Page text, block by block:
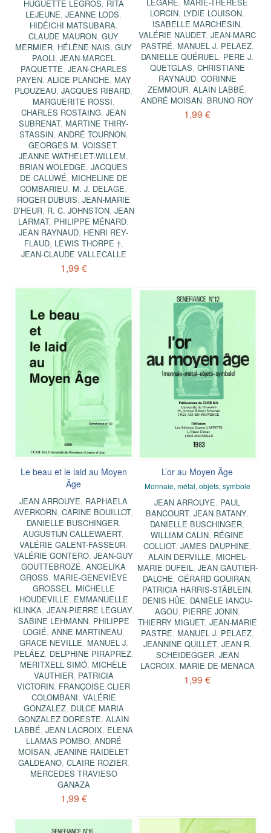
HUGUETTE LEGROS, RITA
LEJEUNE,JEANNE LODS,
HIDÉICHI MATSUBARA,
CLAUDE MAURON,GUY
MERMIER, HÉLÈNE NAIS,GUY
PAOLI,JEAN-MARCEL
PAQUETTE, JEAN-CHARLES
PAYEN, ALICE PLANCHE, MAY
PLOUZEAU,JACQUES RIBARD,
MARGUERITE ROSSI,
CHARLES ROSTAING,JEAN
SUBRENAT, MARTINE THIRY-
STASSIN, ANDRÉ TOURNON,
GEORGES M. VOISSET,
JEANNE WATHELET-WILLEM,
BRIAN WOLEDGE,JACQUES
DE CALUWÉ, MICHELINE DE
COMBARIEU, M. J. DELAGE,
ROGER DUBUIS,JEAN-MARIE
D’HEUR, R. C. JOHNSTON, JEAN
LARMAT, PHILIPPE MÉNARD,
JEAN RAYNAUD, HENRI REY-
FLAUD, LEWIS THORPE †,
JEAN-CLAUDE VALLECALLE
1,99 €
LEGARÉ, MARIE-THÉRÈSE
LORCIN, LYDIE LOUISON,
ISABELLE MARCHESIN,
VALÉRIE NAUDET,JEAN-MARC
PASTRÉ, MANUEL J. PELAEZ,
DANIELLE QUÉRUEL, PERE J.
QUETGLAS, CHRISTIANE
RAYNAUD, CORINNE
ZEMMOUR,ALAIN LABBÉ,
ANDRÉ MOISAN, BRUNO ROY
1,99 €
Le beau et le laid au Moyen
Âge
JEAN ARROUYE, RAPHAELA
AVERKORN,CARINE BOUILLOT,
DANIELLE BUSCHINGER,
AUGUSTIJN CALLEWAERT,
VALÉRIE GALENT-FASSEUR,
VALÉRIE GONTERO,JEAN-GUY
GOUTTEBROZE,ANGELIKA
GROSS, MARIE-GENEVIÈVE
GROSSEL, MICHELLE
HOUDEVILLE, EMMANUELLE
KLINKA, JEAN-PIERRE LEGUAY,
SABINE LEHMANN, PHILIPPE
LOGIÉ, ANNE MARTINEAU,
GRACE NEVILLE, MANUEL J.
PELÁEZ, DELPHINE PIRAPREZ,
MERITXELL SIMÓ, MICHÈLE
VAUTHIER, PATRICIA
VICTORIN, FRANÇOISE CLIER
COLOMBANI, VALÉRIE
GONZALEZ, DULCE MARIA
GONZALEZ DORESTE,ALAIN
LABBÉ, JEAN LACROIX, ELENA
LLAMAS POMBO, ANDRÉ
MOISAN,JEANINE RAIDELET
GALDEANO, CLAIRE ROZIER,
MERCEDES TRAVIESO
GANAZA
1,99 €
L’or au Moyen Âge
Monnaie, métal, objets, symbole
JEAN ARROUYE, PAUL
BANCOURT,JEAN BATANY,
DANIELLE BUSCHINGER,
WILLIAM CALIN, RÉGINE
COLLIOT, JAMES DAUPHINE,
ALAIN DERVILLE, MICHEL-
MARIE DUFEIL, JEAN GAUTIER-
DALCHE, GÉRARD GOUIRAN,
PATRICIA HARRIS-STÄBLEIN,
DENIS HÜE, DANIÈLE IANCU-
AGOU, PIERRE JONIN,
THIERRY MIGUET, JEAN-MARIE
PASTRE, MANUEL J. PELAEZ,
JEANNINE QUILLET, JEAN R.
SCHEIDEGGER, JEAN
LACROIX, MARIE DE MENACA
1,99 €